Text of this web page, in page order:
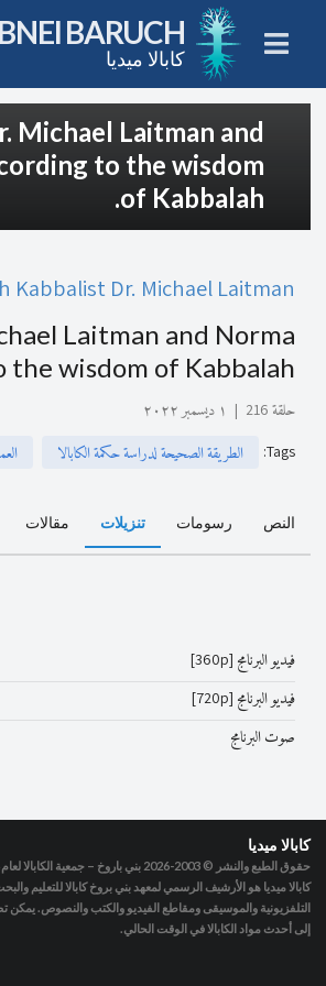
BNEI BARUCH
كابالا ميديا
Michael Laitman and
to the wisdom
of Kabbalah.
Kabbalist Dr. Michael Laitman
Laitman and Norma
wisdom of Kabbalah.
حلقة 216 | ١ ديسمبر ٢٠٢٢
Tags
: الطريقة الصحيحة لدراسة حكمة الكابالا
النص رسومات تنزيلات مقالات
فيديو البرنامج [360p]
فيديو البرنامج [720p]
صوت البرنامج
كابالا ميديا
حقوق الطبع والنشر © 2003-2026
بني باروخ – جمعية الكابالا
كابالا ميديا هو الأرشيف الرسمي لمعهد بني بروخ كابالا للتعليم
التلفزيونية والموسيقى ومقاطع الفيديو والكتب والنصوص. يمكن
إلى أحدث مواد الكابالا في الوقت الحالي.